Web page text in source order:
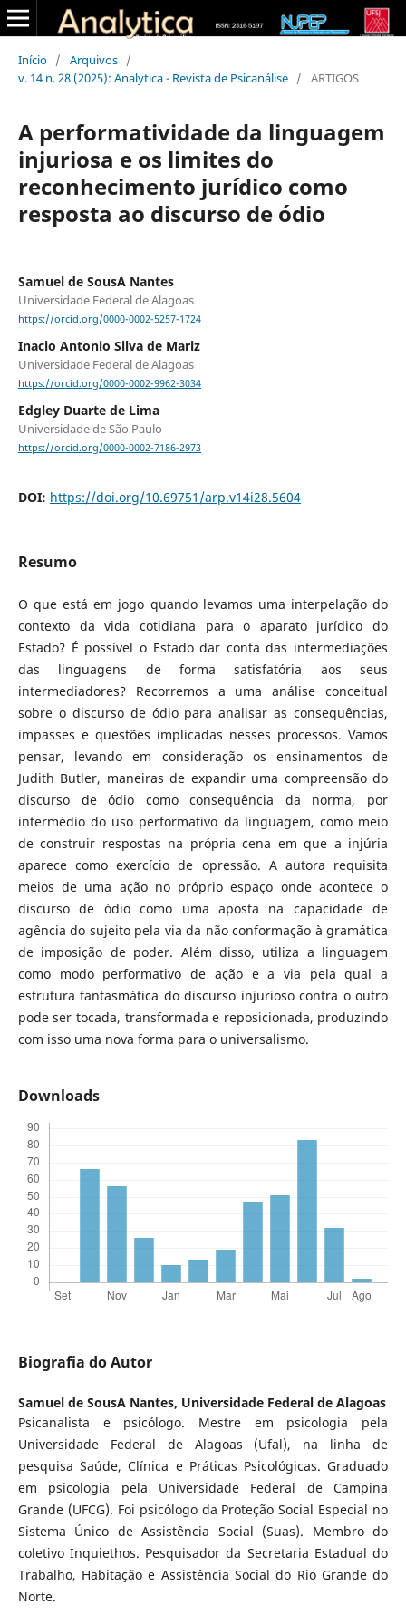
Início / Arquivos /
v. 14 n. 28 (2025): Analytica - Revista de Psicanálise / ARTIGOS
A performatividade da linguagem
injuriosa e os limites do
reconhecimento jurídico como
resposta ao discurso de ódio
Samuel de SousA Nantes
Universidade Federal de Alagoas
https://orcid.org/0000-0002-5257-1724
Inacio Antonio Silva de Mariz
Universidade Federal de Alagoas
https://orcid.org/0000-0002-9962-3034
Edgley Duarte de Lima
Universidade de São Paulo
https://orcid.org/0000-0002-7186-2973
DOI: https://doi.org/10.69751/arp.v14i28.5604
Resumo
O que está em jogo quando levamos uma interpelação do
contexto da vida cotidiana para o aparato jurídico do
Estado? É possível o Estado dar conta das intermediações
das linguagens de forma satisfatória aos seus
intermediadores? Recorremos a uma análise conceitual
sobre o discurso de ódio para analisar as consequências,
impasses e questões implicadas nesses processos. Vamos
pensar, levando em consideração os ensinamentos de
Judith Butler, maneiras de expandir uma compreensão do
discurso de ódio como consequência da norma, por
intermédio do uso performativo da linguagem, como meio
de construir respostas na própria cena em que a injúria
aparece como exercício de opressão. A autora requisita
meios de uma ação no próprio espaço onde acontece o
discurso de ódio como uma aposta na capacidade de
agência do sujeito pela via da não conformação à gramática
de imposição de poder. Além disso, utiliza a linguagem
como modo performativo de ação e a via pela qual a
estrutura fantasmática do discurso injurioso contra o outro
pode ser tocada, transformada e reposicionada, produzindo
com isso uma nova forma para o universalismo.
Downloads
Biografia do Autor
Samuel de SousA Nantes, Universidade Federal de Alagoas
Psicanalista e psicólogo. Mestre em psicologia pela
Universidade Federal de Alagoas (Ufal), na linha de
pesquisa Saúde, Clínica e Práticas Psicológicas. Graduado
em psicologia pela Universidade Federal de Campina
Grande (UFCG). Foi psicólogo da Proteção Social Especial no
Sistema Único de Assistência Social (Suas). Membro do
coletivo Inquiethos. Pesquisador da Secretaria Estadual do
Trabalho, Habitação e Assistência Social do Rio Grande do
Norte.